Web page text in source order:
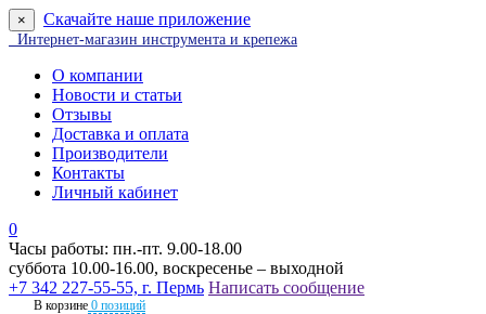
× Скачайте наше приложение
Интернет-магазин инструмента и крепежа
О компании
Новости и статьи
Отзывы
Доставка и оплата
Производители
Контакты
Личный кабинет
0
Часы работы: пн.-пт. 9.00-18.00
суббота 10.00-16.00, воскресенье – выходной
+7 342 227-55-55, г. Пермь Написать сообщение
В корзине 0 позиций